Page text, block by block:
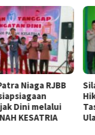
Niaga RJBB
Dini melalui
KESATRIA